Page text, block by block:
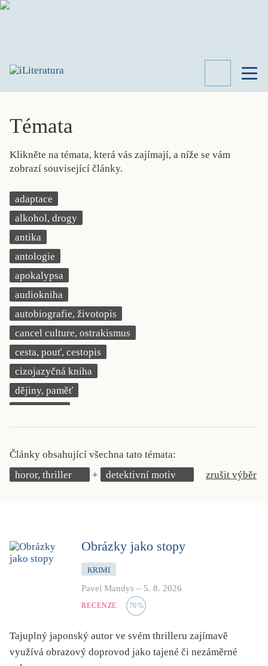
KNIHY
LITERATURY
KATEGORIE
Témata
Klikněte na témata, která vás zajímají, a níže se vám
zobrazí související články.
adaptace
alkohol, drogy
antika
antologie
apokalypsa
audiokniha
autobiografie, životopis
cancel culture, ostrakismus
cesta, pouť, cestopis
cizojazyčná kniha
dějiny, paměť
deník, korespondence, svědectví
děti 0 až 3 roky
dětství
dezinformace, extremismus
dobrodružství, napětí
ekonomika, politika, právo
encyklopedie, slovník
Články obsahující všechna tato témata:
horor, thriller
detektivní motiv zrušit výběr
Obrázky jako stopy
KRIMI
Pavel Mandys – 5. 8. 2026
RECENZE 70%
Tajuplný japonský autor ve svém thrilleru zajímavě
využívá obrazový doprovod jako tajené či nezáměrné